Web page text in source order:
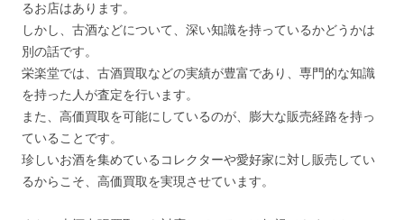
るお店はあります。
しかし、古酒などについて、深い知識を持っているかどうかは
別の話です。
栄楽堂では、古酒買取などの実績が豊富であり、専門的な知識
を持った人が査定を行います。
また、高価買取を可能にしているのが、膨大な販売経路を持っ
ていることです。
珍しいお酒を集めているコレクターや愛好家に対し販売してい
るからこそ、高価買取を実現させています。